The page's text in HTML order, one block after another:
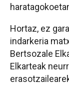
Hortaz, ez
indarkeria
Bertsozale
Elkarteak